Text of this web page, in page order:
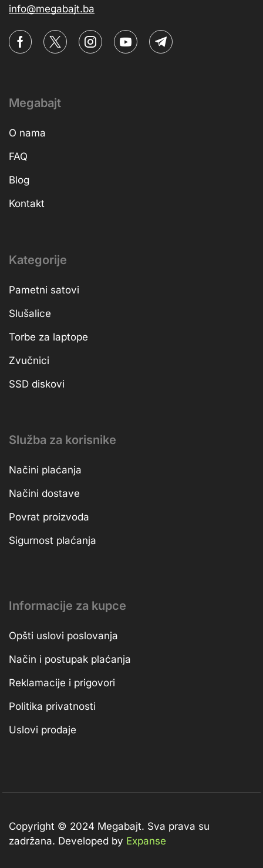
info@megabajt.ba
Megabajt
O nama
FAQ
Blog
Kontakt
Kategorije
Pametni satovi
Slušalice
Torbe za laptope
Zvučnici
SSD diskovi
Služba za korisnike
Načini plaćanja
Načini dostave
Povrat proizvoda
Sigurnost plaćanja
Informacije za kupce
Opšti uslovi poslovanja
Način i postupak plaćanja
Reklamacije i prigovori
Politika privatnosti
Uslovi prodaje
Copyright © 2024 Megabajt. Sva prava su
zadržana. Developed by Expanse